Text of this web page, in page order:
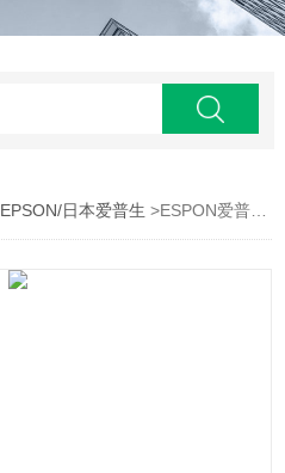
EPSON/日本爱普生 >ESPON爱普生SCARA机器人GX10-B651S江西欣罡